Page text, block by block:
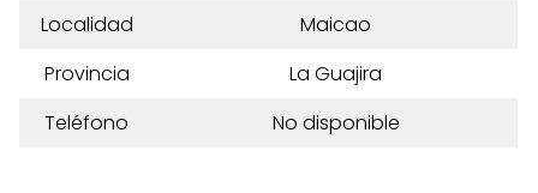
Localidad
Maicao
Provincia
La Guajira
Teléfono
No disponible